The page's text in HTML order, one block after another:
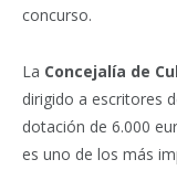
concurso.
La Concejalía de
dirigido a escritores
dotación de 6.000
es uno de los más